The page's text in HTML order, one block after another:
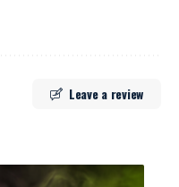
Leave a review